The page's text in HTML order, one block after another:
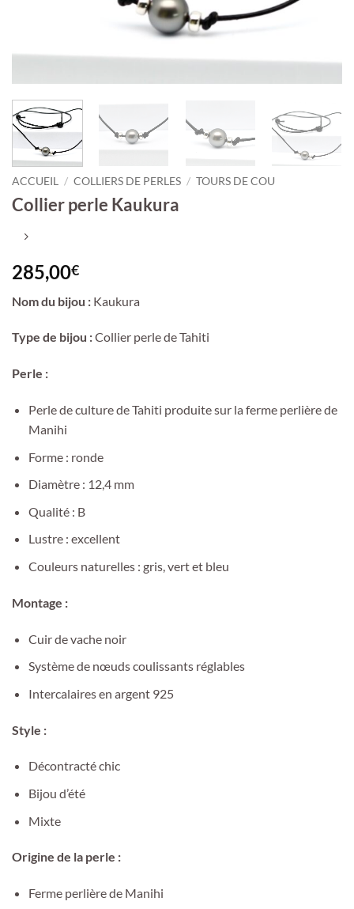
ACCUEIL / COLLIERS DE PERLES / TOURS DE COU
Collier perle Kaukura
285,00€
Nom du bijou : Kaukura
Type de bijou :Collier perle de Tahiti
Perle :
Perle de culture de Tahiti produite sur la ferme perlière de
Manihi
Forme : ronde
Diamètre : 12,4 mm
Qualité : B
Lustre : excellent
Couleurs naturelles : gris, vert et bleu
Montage :
Cuir de vache noir
Système de nœuds coulissants réglables
Intercalaires en argent 925
Style :
Décontracté chic
Bijou d’été
Mixte
Origine de la perle :
Ferme perlière de Manihi